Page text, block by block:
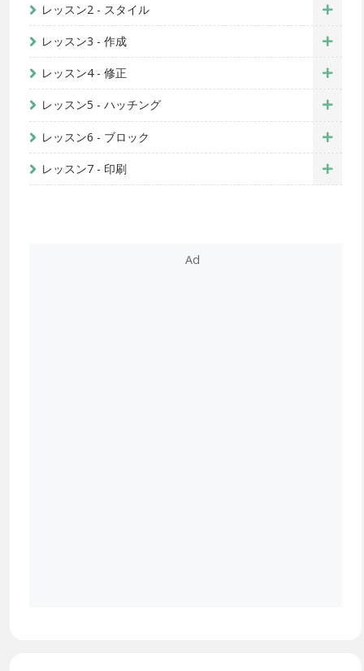
レッスン2 - スタイル
レッスン3 - 作成
レッスン4 - 修正
レッスン5 - ハッチング
レッスン6 - ブロック
レッスン7 - 印刷